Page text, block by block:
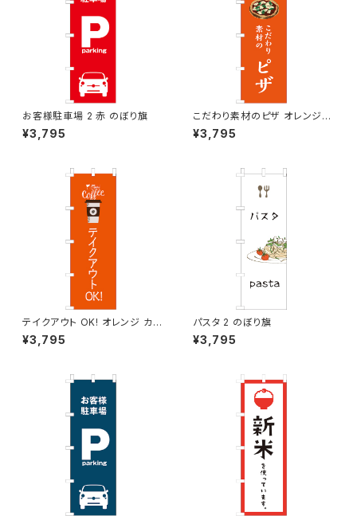
お客様駐車場 2 赤 のぼり旗
¥3,795
こだわり素材のピザ オレンジ
のぼり旗
¥3,795
テイクアウト OK! オレンジ カフ
ェ コーヒー のぼり旗
¥3,795
パスタ 2 のぼり旗
¥3,795